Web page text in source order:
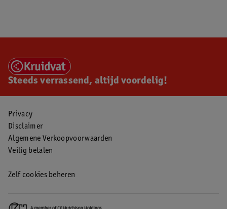
Steeds verrassend, altijd voordelig!
Privacy
Disclaimer
Algemene Verkoopvoorwaarden
Veilig betalen
Zelf cookies beheren